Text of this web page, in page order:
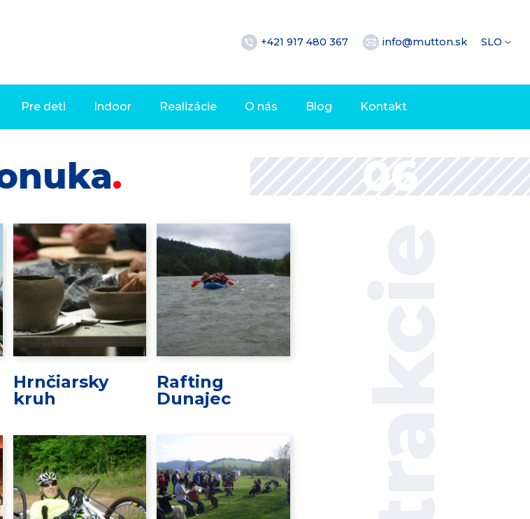
+421 917 480 367 info@mutton.sk SLO
Pre deti Indoor Realizácie O nás Blog Kontakt
06
Hrnčiarsky
kruh
Rafting
Dunajec